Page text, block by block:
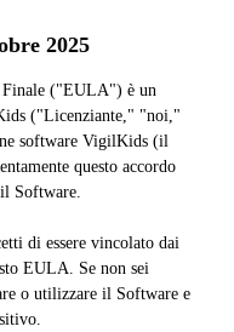
2025
Finale ("EULA") è un
("Licenziante," "noi,"
software VigilKids (il
questo accordo
Software.
di essere vincolato dai
EULA. Se non sei
o utilizzare il Software e